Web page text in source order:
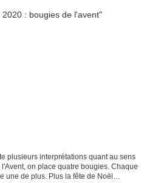
plusieurs interprétations quant au sens
on place quatre bougies. Chaque
une de plus. Plus la fête de Noël